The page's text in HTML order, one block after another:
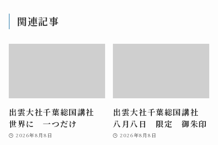
関連記事
出雲大社千葉総国講社
世界に 一つだけ
2026年8月8日
出雲大社千葉総国講社
八月八日 限定 御朱印
2026年8月8日